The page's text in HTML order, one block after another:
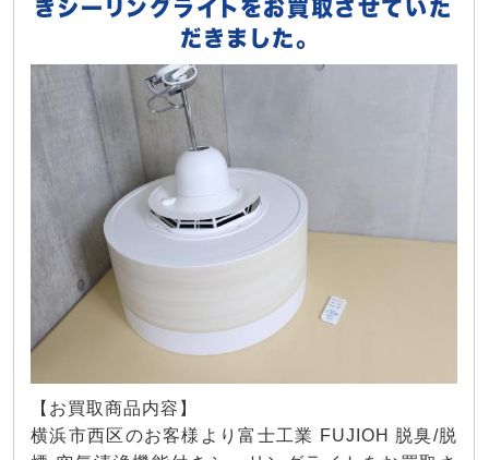
きシーリングライトをお買取させていた
だきました。
【お買取商品内容】
横浜市西区のお客様より富士工業 FUJIOH 脱臭/脱